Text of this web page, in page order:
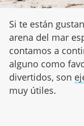
Si te están
arena del mar
contamos a
alguno como
divertidos, son
muy útiles.